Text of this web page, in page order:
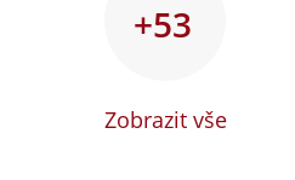
+53
Zobrazit vše